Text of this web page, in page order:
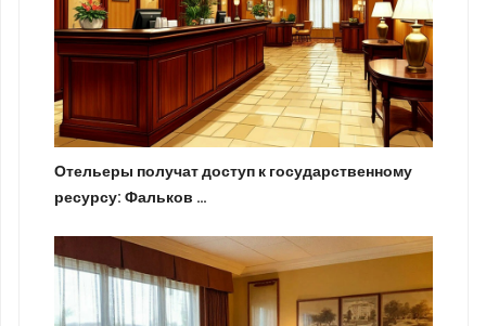
Отельеры получат доступ к государственному
ресурсу: Фальков …